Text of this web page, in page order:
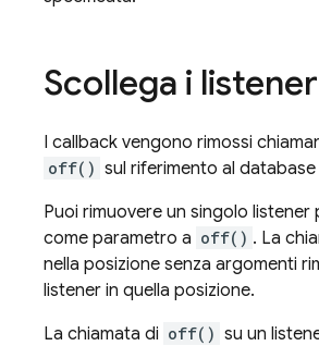
Scollega i listener
I callback vengono rimossi
off() sul riferimento al database
Puoi rimuovere un singolo listener
come parametro a off() . La
nella posizione senza argomenti
listener in quella posizione.
La chiamata di off() su un